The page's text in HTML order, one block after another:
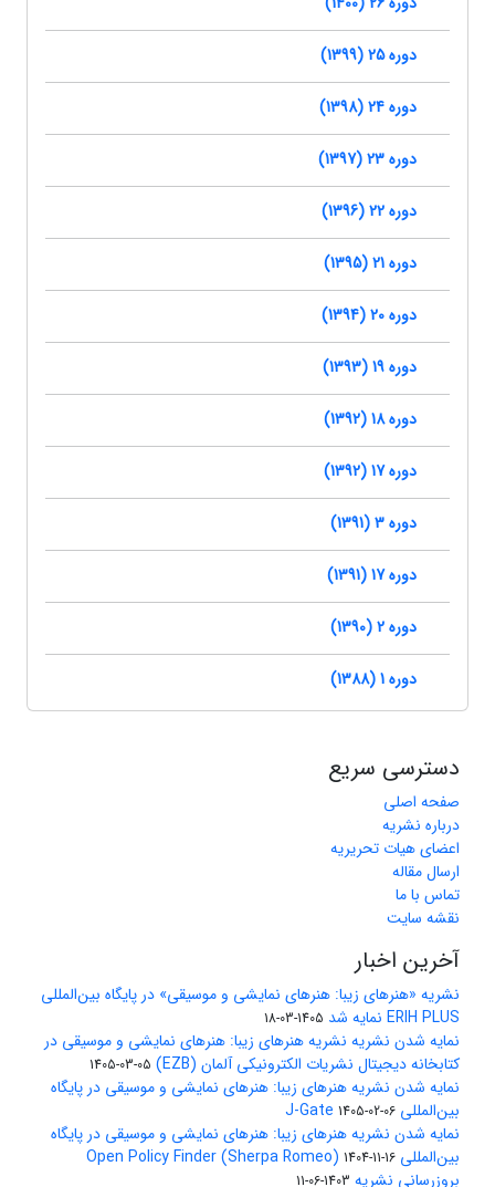
دوره 25 (1399)
دوره 24 (1398)
دوره 23 (1397)
دوره 22 (1396)
دوره 21 (1395)
دوره 20 (1394)
دوره 19 (1393)
دوره 18 (1392)
دوره 17 (1392)
دوره 3 (1391)
دوره 17 (1391)
دوره 2 (1390)
دوره 1 (1388)
دسترسی سریع
صفحه اصلی
درباره نشریه
اعضای هیات تحریریه
ارسال مقاله
تماس با ما
نقشه سایت
آخرین اخبار
نشریه «هنرهای زیبا: هنرهای نمایشی و موسیقی» در پایگاه بین‌المللی
ERIH PLUS نمایه شد
1405-03-18
نمایه شدن نشریه نشریه هنرهای زیبا: هنرهای نمایشی و موسیقی در
کتابخانه دیجیتال نشریات الکترونیکی آلمان (EZB)
1405-03-05
نمایه شدن نشریه هنرهای زیبا: هنرهای نمایشی و موسیقی در پایگاه
بین‌المللی J-Gate 1405-02-06
نمایه شدن نشریه هنرهای زیبا: هنرهای نمایشی و موسیقی در پایگاه
بین‌المللی Open Policy Finder (Sherpa Romeo) 1404-11-16
بروزرسانی نشریه 1403-06-11